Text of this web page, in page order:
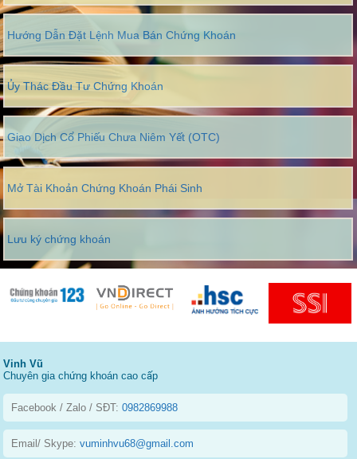
Hướng Dẫn Đặt Lệnh Mua Bán Chứng Khoán
Ủy Thác Đầu Tư Chứng Khoán
Giao Dịch Cổ Phiếu Chưa Niêm Yết (OTC)
Mở Tài Khoản Chứng Khoán Phái Sinh
Lưu ký chứng khoán
Vinh Vũ
Chuyên gia chứng khoán cao cấp
Facebook / Zalo / SĐT:0982869988
Email/ Skype:vuminhvu68@gmail.com